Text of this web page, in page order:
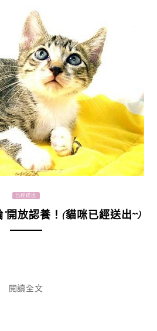
已經送出
開放認養！(貓咪已經送出^^)
閱讀全文